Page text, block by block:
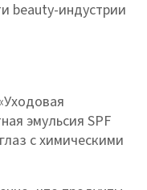
beauty-индустрии
эмульсия SPF
с химическими